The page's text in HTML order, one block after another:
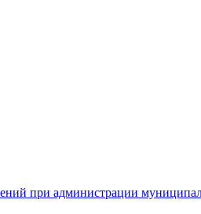
при администрации